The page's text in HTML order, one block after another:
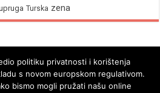
Turska zena
politiku privatnosti i korištenja
s novom europskom regulativom.
bismo mogli pružati našu online